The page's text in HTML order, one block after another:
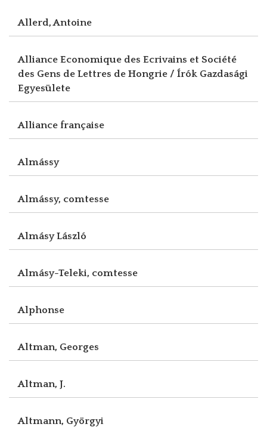
Allerd, Antoine
Alliance Economique des Ecrivains et Société
des Gens de Lettres de Hongrie / Írók Gazdasági
Egyesülete
Alliance française
Almássy
Almássy, comtesse
Almásy László
Almásy-Teleki, comtesse
Alphonse
Altman, Georges
Altman, J.
Altmann, Györgyi